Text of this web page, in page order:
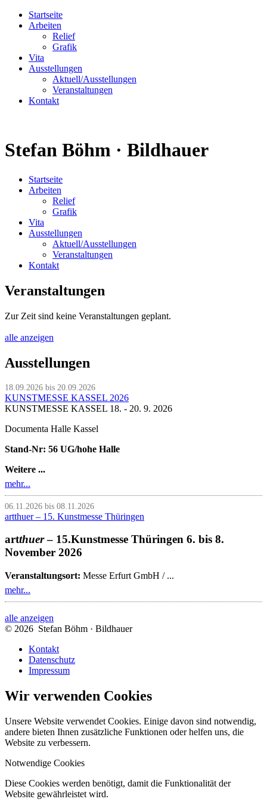
Startseite
Arbeiten
Relief
Grafik
Vita
Ausstellungen
Aktuell/Ausstellungen
Veranstaltungen
Kontakt
Stefan Böhm · Bildhauer
Startseite
Arbeiten
Relief
Grafik
Vita
Ausstellungen
Aktuell/Ausstellungen
Veranstaltungen
Kontakt
Veranstaltungen
Zur Zeit sind keine Veranstaltungen geplant.
alle anzeigen
Ausstellungen
18.09.2026 bis 20.09.2026
KUNSTMESSE KASSEL 2026
KUNSTMESSE KASSEL 18. - 20. 9. 2026
Documenta Halle Kassel
Stand-Nr: 56 UG/hohe Halle
Weitere ...
mehr...
06.11.2026 bis 08.11.2026
artthuer – 15. Kunstmesse Thüringen
artthuer– 15.Kunstmesse Thüringen 6. bis 8.
November 2026
Veranstaltungsort: Messe Erfurt GmbH / ...
mehr...
alle anzeigen
© 2026 Stefan Böhm · Bildhauer
Kontakt
Datenschutz
Impressum
Wir verwenden Cookies
Unsere Website verwendet Cookies. Einige davon sind notwendig,
andere bieten Ihnen zusätzliche Funktionen oder helfen uns, die
Website zu verbessern.
Notwendige Cookies
Diese Cookies werden benötigt, damit die Funktionalität der
Website gewährleistet wird.